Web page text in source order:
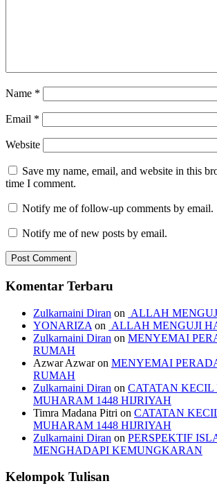
Name *
Email *
Website
Save my name, email, and website in this
time I comment.
Notify me of follow-up comments by email.
Notify me of new posts by email.
Komentar Terbaru
Zulkarnaini Diran on ALLAH
YONARIZA on ALLAH MENGUJI
Zulkarnaini Diran on MENYEMAI
RUMAH
Azwar Azwaron MENYEMAI
RUMAH
Zulkarnaini Diran on CATATAN KECIL
MUHARAM 1448 HIJRIYAH
Timra Madana Pitri on CATATAN
MUHARAM 1448 HIJRIYAH
Zulkarnaini Diran on PERSPEKTIF
MENGHADAPI KEMUNGKARAN
Kelompok Tulisan